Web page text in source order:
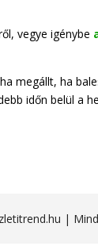
vegye igénybe
megállt, ha
időn belül a
|